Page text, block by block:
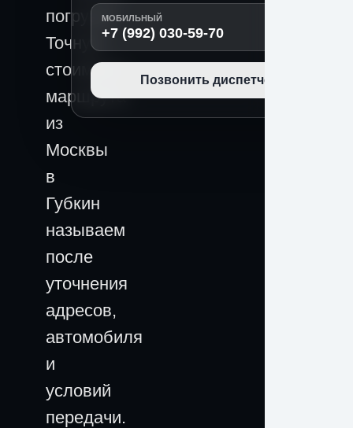
погрузки.
Точную
стоимость
маршрута
из
Москвы
в
Губкин
называем
после
уточнения
адресов,
автомобиля
и
условий
передачи.
МОБИЛЬНЫЙ
+7 (992) 030-59-70
Позвонить диспетчеру